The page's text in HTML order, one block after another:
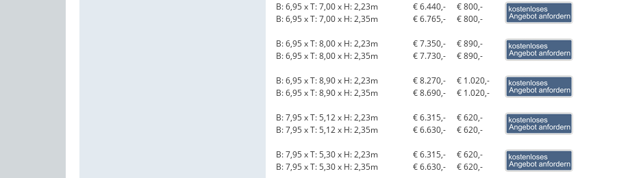
B: 6,95 x T: 7,00 x H: 2,23m € 6.440,-
€ 800,-
B: 6,95 x T: 7,00 x H: 2,35m
€ 6.765,- € 800,-
B: 6,95 x T: 8,00 x H: 2,23m € 7.350,-
€ 890,-
B: 6,95 x T: 8,00 x H: 2,35m
€ 7.730,- € 890,-
B: 6,95 x T: 8,90 x H: 2,23m € 8.270,-
€ 1.020,-
B: 6,95 x T: 8,90 x H: 2,35m
€ 8.690,- € 1.020,-
B: 7,95 x T: 5,12 x H: 2,23m € 6.315,-
€ 620,-
B: 7,95 x T: 5,12 x H: 2,35m
€ 6.630,- € 620,-
B: 7,95 x T: 5,30 x H: 2,23m € 6.315,-
€ 620,-
B: 7,95 x T: 5,30 x H: 2,35m
€ 6.630,- € 620,-